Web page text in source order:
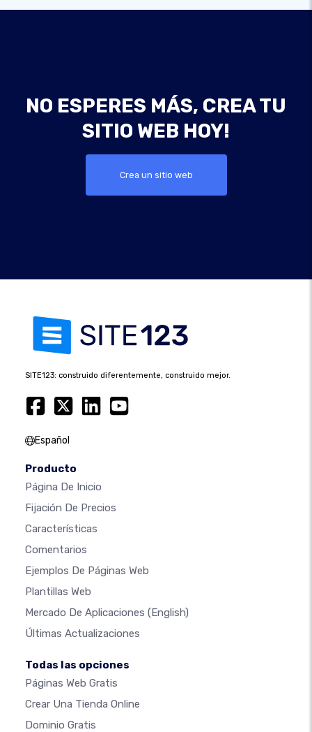
NO ESPERES MÁS, CREA TU
SITIO WEB HOY!
Crea un sitio web
SITE123: construido diferentemente, construido mejor.
Español
Producto
Página De Inicio
Fijación De Precios
Características
Comentarios
Ejemplos De Páginas Web
Plantillas Web
Mercado De Aplicaciones (English)
Últimas Actualizaciones
Todas las opciones
Páginas Web Gratis
Crear Una Tienda Online
Dominio Gratis